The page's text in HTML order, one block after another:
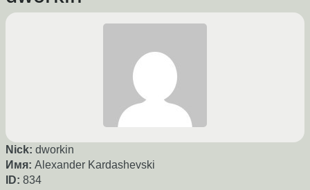
Nick: dworkin
Имя: Alexander Kardashevski
ID: 834